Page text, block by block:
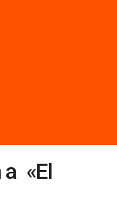
a «El